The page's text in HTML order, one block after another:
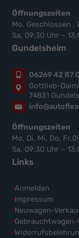
Öffnungszeiten
Mo. Geschlossen ,
Sa, 09:30 Uhr –
Gundelsheim
06269 42 87
Gottlieb-
74831
Öffnungszeiten
Mo, Di, Mi, Do,
Sa, 09:30 Uhr –
Links
Anmelden
Impressum
Neuwagen-